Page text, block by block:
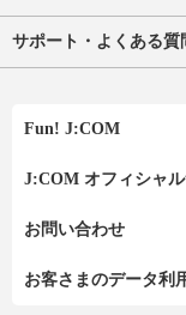
サポート・よくある質
Fun! J:COM
J:COM オフィシャル
お問い合わせ
お客さまのデータ利